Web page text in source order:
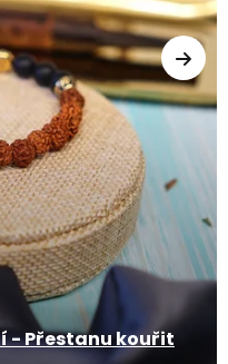
- Přestanu kouřit